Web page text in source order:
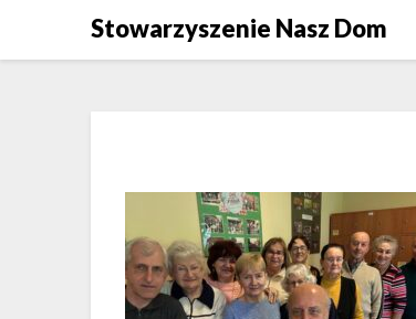
Stowarzyszenie Nasz Dom